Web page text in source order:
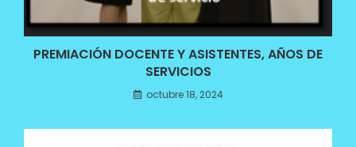
PREMIACIÓN DOCENTE Y ASISTENTES, AÑOS DE
SERVICIOS
octubre 18, 2024